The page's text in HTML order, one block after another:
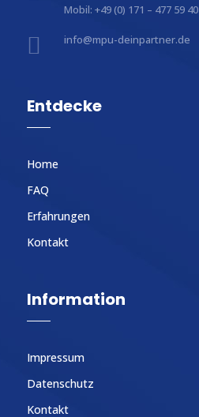
Mobil: +49 (0) 171 – 477 59 40
 info@mpu-deinpartner.de
Entdecke
Home
FAQ
Erfahrungen
Kontakt
Information
Impressum
Datenschutz
Kontakt